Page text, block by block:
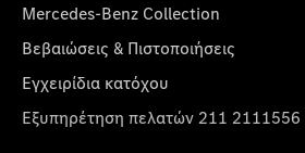
Mercedes-Benz Collection
Βεβαιώσεις & Πιστοποιήσεις
Εγχειρίδια κατόχου
Εξυπηρέτηση πελατών 211 2111556